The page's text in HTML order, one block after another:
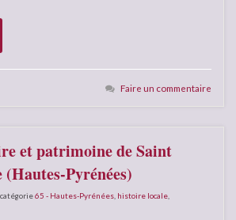
Faire un commentaire
et patrimoine de Saint
(Hautes-Pyrénées)
65 - Hautes-Pyrénées histoire locale